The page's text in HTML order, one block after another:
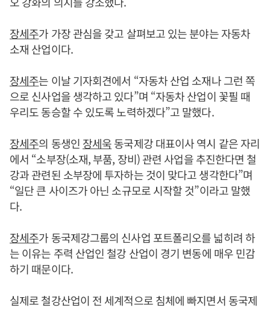
장세주가 가장 관심을 갖고 살펴보고 있는 분야는 자동차
소재 산업이다.
장세주는 이날 기자회견에서 “자동차 산업 소재나 그런 쪽
으로 신사업을 생각하고 있다”며 “자동차 산업이 꽃필 때
우리도 동승할 수 있도록 노력하겠다”고 말했다.
장세주의 동생인 장세욱동국제강 대표이사 역시 같은 자리
에서 “소부장(소재, 부품, 장비) 관련 사업을 추진한다면 철
강과 관련된 소부장에 투자하는 것이 맞다고 생각한다”며
“일단 큰 사이즈가 아닌 소규모로 시작할 것”이라고 말했
다.
장세주가 동국제강그룹의 신사업 포트폴리오를 넓히려 하
는 이유는 주력 산업인 철강 산업이 경기 변동에 매우 민감
하기 때문이다.
실제로 철강산업이 전 세계적으로 침체에 빠지면서 동국제